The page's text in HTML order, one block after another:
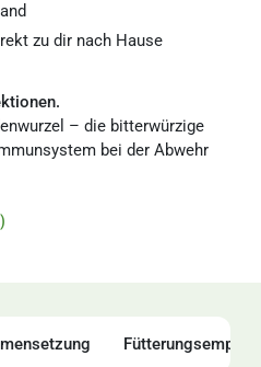
zu dir nach Hause
– die bitterwürzige
bei der Abwehr